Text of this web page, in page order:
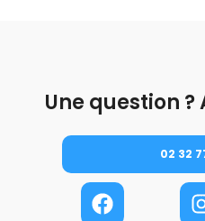
Une question
02 32